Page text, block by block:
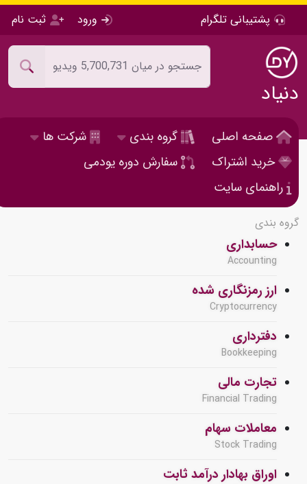
پشتیبانی تلگرام ورود ثبت نام
دنیاد
صفحه اصلی گروه بندی
شرکت ها
خرید اشتراک
سفارش دوره یودمی
راهنمای سایت
گروه بندی
حسابداری
Accounting
ارز رمزنگاری شده
Cryptocurrency
دفترداری
Bookkeeping
تجارت مالی
Financial Trading
معاملات سهام
Stock Trading
اوراق بهادار درآمد ثابت